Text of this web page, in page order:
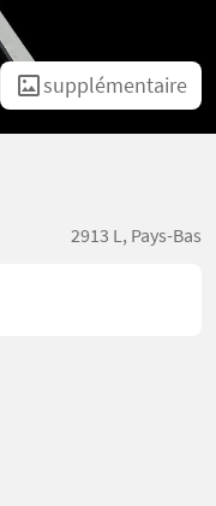
supplémentaire
2913 L, Pays-Bas